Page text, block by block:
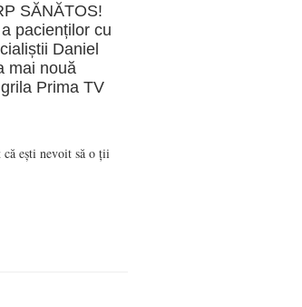
SĂNĂTOS!
pacienților cu
Daniel
mai nouă
Prima TV
că ești nevoit să o ții